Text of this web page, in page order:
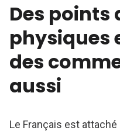
Des points
physiques
des
aussi
Le Français est attaché